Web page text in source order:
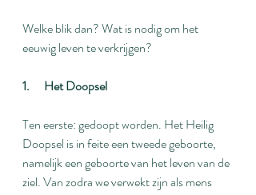
Welke blik dan? Wat is nodig om het
eeuwig leven te verkrijgen?
1.      Het Doopsel
Ten eerste: gedoopt worden. Het Heilig
Doopsel is in feite een tweede geboorte,
namelijk een geboorte van het leven van de
ziel. Van zodra we verwekt zijn als mens